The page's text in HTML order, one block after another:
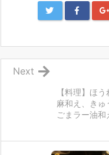
【料理】ほ
麻和え、きゅ
ごまラー油和
Next